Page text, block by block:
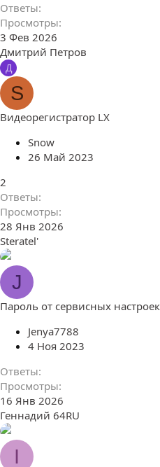
Ответы
Просмотры
3 Фев 2026
Дмитрий Петров
Д
S
Видеорегистратор LX
Snow
26 Май 2023
2
Ответы
Просмотры
28 Янв 2026
Steratel'
J
Пароль от сервисных
Jenya7788
4 Ноя 2023
Ответы
Просмотры
16 Янв 2026
Геннадий 64RU
I